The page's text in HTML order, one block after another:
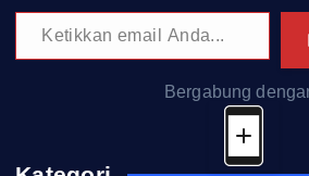
Ketikkan email Anda...
Bergabung